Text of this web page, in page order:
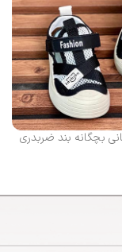
بچگانه بند ضربدری